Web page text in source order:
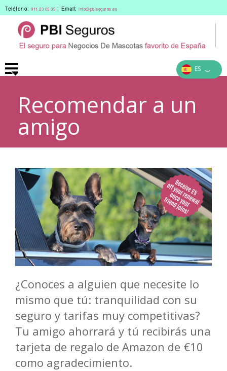
Teléfono: 911 23 05 35 | Email: info@pbiseguros.es
ES ﹀
Recomendar a un
amigo
¿Conoces a alguien que necesite lo
mismo que tú: tranquilidad con su
seguro y tarifas muy competitivas?
Tu amigo ahorrará y tú recibirás una
tarjeta de regalo de Amazon de €10
como agradecimiento.